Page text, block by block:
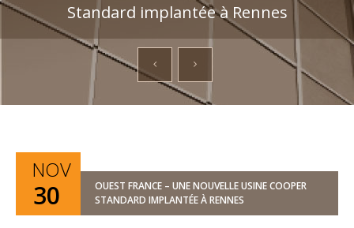
Standard implantée à Rennes
NOV
30
OUEST FRANCE – UNE NOUVELLE USINE COOPER
STANDARD IMPLANTÉE À RENNES